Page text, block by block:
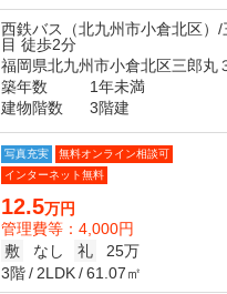
西鉄バス（北九州市小倉北区）/
目 徒歩2分
福岡県北九州市小倉北区三郎丸
築年数
1年未満
建物階数
3階建
写真充実
無料オンライン相談可
インターネット無料
12.5万円
管理費等：4,000円
敷
なし 礼
25万
3階
2LDK 61.07㎡